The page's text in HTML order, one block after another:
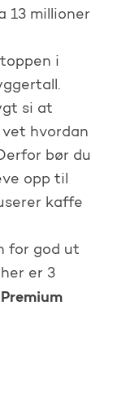
13 millioner
i
si at
hvordan
bør du
opp til
kaffe
for god ut
er 3